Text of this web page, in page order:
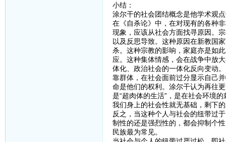
小结：
涂尔干的社会团结概念是他学术观
在《自杀论》中，在对现有的各种
现象，应该从社会方面找寻原因。
以及反思导致。这种原因在新教国
杀。这种宗教的影响，家庭亦是如
应。这种集体情感，会在战争中放
体化、政治社会的一体化反向变动
靠群体，在社会面前过分显示自己
命是他们的权利。涂尔干认为再往
是“超肉体的生活”，是在社会环境
我们身上的社会性就无基础，剩下
反之，当这种个人与社会的纽带过
制性的还是强烈性的，都会抑制个
民族最为常见。